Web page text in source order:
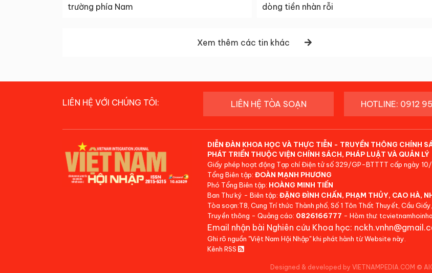
trường phía Nam
dòng tiền nhàn rỗi
Xem thêm các tin khác
LIÊN HỆ VỚI CHÚNG TÔI: LIÊN HỆ TÒA SOẠN HOTLINE: 0912
DIỄN ĐÀN KHOA HỌC VÀ THỰC TIỄN - TRUYỀN THÔNG CHÍNH
PHÁT TRIỂN THUỘC VIỆN CHÍNH SÁCH, PHÁP LUẬT VÀ QUẢN LÝ
Giấy phép hoạt động Tạp chí Điện tử số 329/GP-BTTTT cấp ngày
Tổng Biên tập: ĐOÀN MẠNH PHƯƠNG
Phó Tổng Biên tập: HOÀNG MINH TIẾN
Ban Thư ký - Biên tập: ĐẶNG ĐÌNH CHẤN, PHẠM THỦY, CAO HÀ,
Tòa soạn:T8, Cung Trí thức Thành phố, Số 1 Tôn Thất Thuyết, Cầu Giấy,
Truyền thông - Quảng cáo: 0826166777 - Hòm thư:
Email nhận bài Nghiên cứu Khoa học:
Ghi rõ nguồn "Việt Nam Hội Nhập" khi phát hành từ Website này.
Kênh RSS
Designed & developed by VIETNAMPEDIA.COM ©